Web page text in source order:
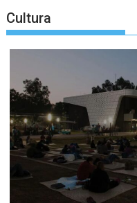
Cultura